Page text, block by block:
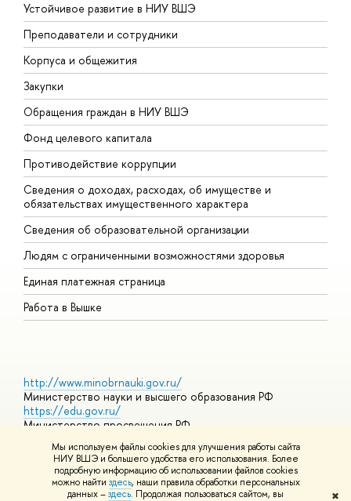
Мы используем файлы cookies для улучшения работы сайта
НИУ ВШЭ и большего удобства его использования. Более
подробную информацию об использовании файлов cookies
можно найти здесь, наши правила обработки персональных
данных –здесь. Продолжая пользоваться сайтом, вы
✖
Устойчивое развитие в НИУ ВШЭ
Преподаватели и сотрудники
Корпуса и общежития
Закупки
Обращения граждан в НИУ ВШЭ
Фонд целевого капитала
Противодействие коррупции
Сведения о доходах, расходах, об имуществе и
обязательствах имущественного характера
Сведения об образовательной организации
Людям с ограниченными возможностями здоровья
Единая платежная страница
Работа в Вышке
http://www.minobrnauki.gov.ru/
Министерство науки и высшего образования РФ
https://edu.gov.ru/
Министерство просвещения РФ
https://elearning.hse.ru/mooc
Массовые открытые онлайн-курсы